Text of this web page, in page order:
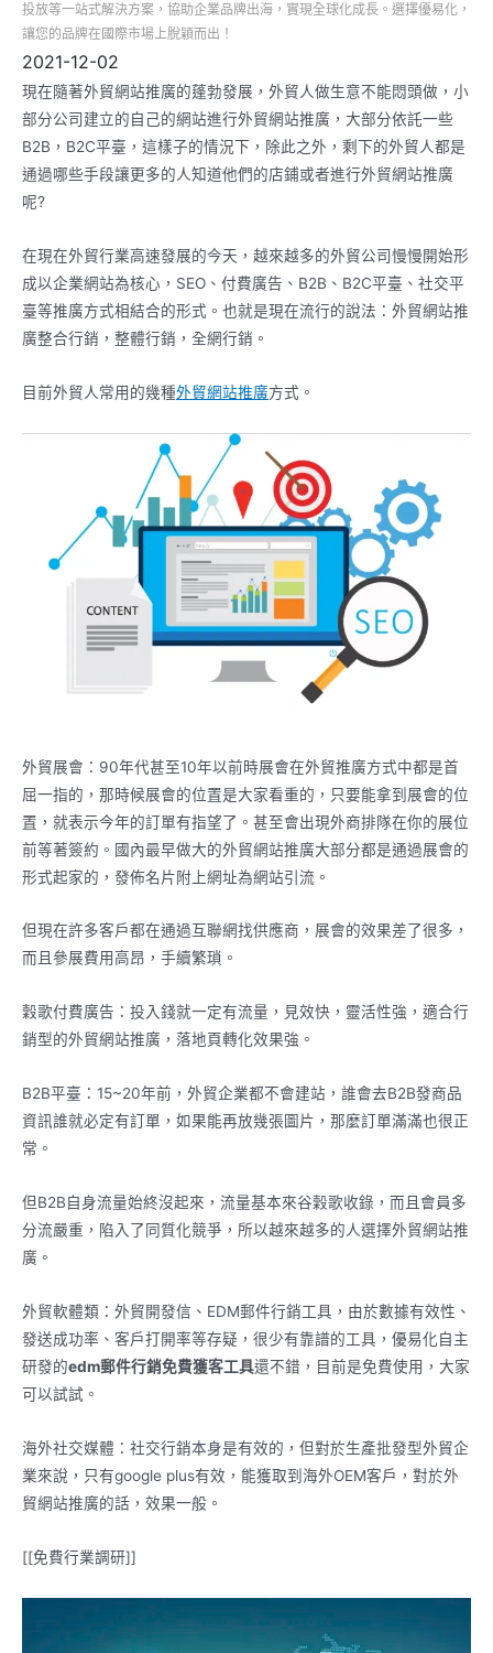
投放等一站式解決方案，協助企業品牌出海，實現全球化成長。選擇優易化，
讓您的品牌在國際市場上脫穎而出！
2021-12-02
現在隨著外貿網站推廣的蓬勃發展，外貿人做生意不能悶頭做，小
部分公司建立的自己的網站進行外貿網站推廣，大部分依託一些
B2B，B2C平臺，這樣子的情況下，除此之外，剩下的外貿人都是
通過哪些手段讓更多的人知道他們的店鋪或者進行外貿網站推廣
呢?
在現在外貿行業高速發展的今天，越來越多的外貿公司慢慢開始形
成以企業網站為核心，SEO、付費廣告、B2B、B2C平臺、社交平
臺等推廣方式相結合的形式。也就是現在流行的說法：外貿網站推
廣整合行銷，整體行銷，全網行銷。
目前外貿人常用的幾種外貿網站推廣方式。
外貿展會：90年代甚至10年以前時展會在外貿推廣方式中都是首
屈一指的，那時候展會的位置是大家看重的，只要能拿到展會的位
置，就表示今年的訂單有指望了。甚至會出現外商排隊在你的展位
前等著簽約。國內最早做大的外貿網站推廣大部分都是通過展會的
形式起家的，發佈名片附上網址為網站引流。
但現在許多客戶都在通過互聯網找供應商，展會的效果差了很多，
而且參展費用高昂，手續繁瑣。
穀歌付費廣告：投入錢就一定有流量，見效快，靈活性強，適合行
銷型的外貿網站推廣，落地頁轉化效果強。
B2B平臺：15~20年前，外貿企業都不會建站，誰會去B2B發商品
資訊誰就必定有訂單，如果能再放幾張圖片，那麼訂單滿滿也很正
常。
但B2B自身流量始終沒起來，流量基本來谷穀歌收錄，而且會員多
分流嚴重，陷入了同質化競爭，所以越來越多的人選擇外貿網站推
廣。
外貿軟體類：外貿開發信、EDM郵件行銷工具，由於數據有效性、
發送成功率、客戶打開率等存疑，很少有靠譜的工具，優易化自主
研發的edm郵件行銷免費獲客工具還不錯，目前是免費使用，大家
可以試試。
海外社交媒體：社交行銷本身是有效的，但對於生產批發型外貿企
業來說，只有google plus有效，能獲取到海外OEM客戶，對於外
貿網站推廣的話，效果一般。
[[免費行業調研]]